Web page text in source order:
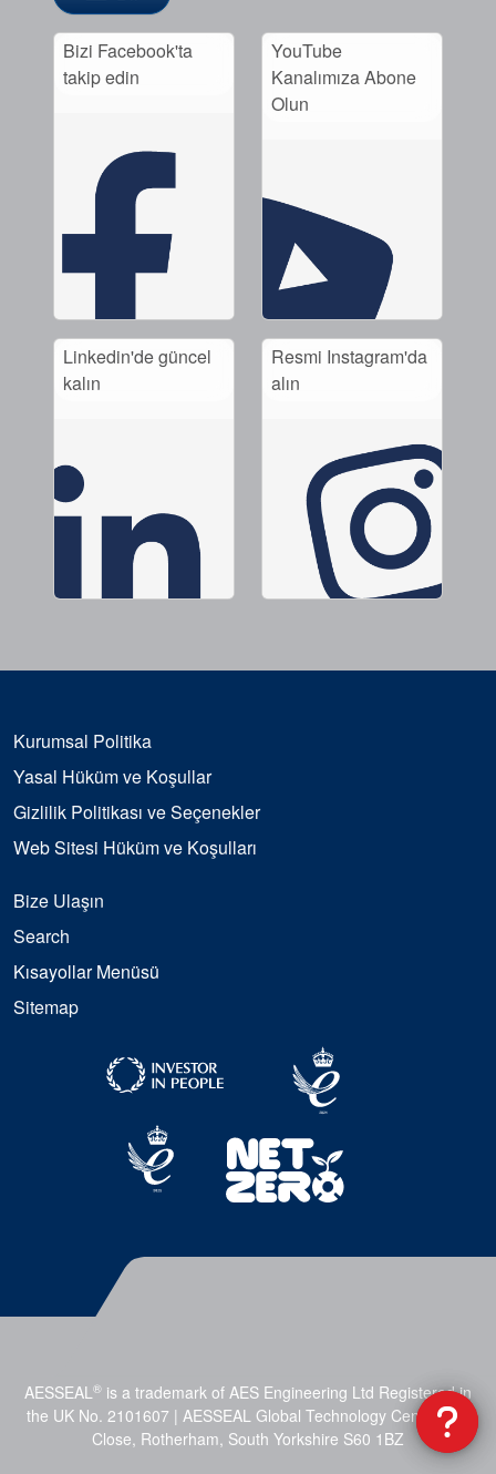
Bizi Facebook'ta
takip edin
YouTube
Kanalımıza Abone
Olun
Linkedin'de güncel
kalın
Resmi Instagram'da
alın
Kurumsal Politika
Yasal Hüküm ve Koşullar
Gizlilik Politikası ve Seçenekler
Web Sitesi Hüküm ve Koşulları
Bize Ulaşın
Search
Kısayollar Menüsü
Sitemap
AESSEAL® is a trademark of AES Engineering Ltd Registered in
the UK No. 2101607 | AESSEAL Global Technology Centre, Mill
Close, Rotherham, South Yorkshire S60 1BZ